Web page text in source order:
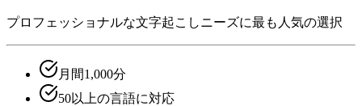
プロフェッショナルな文字起こしニーズに最も人気の選択
月間1,000分
50以上の言語に対応